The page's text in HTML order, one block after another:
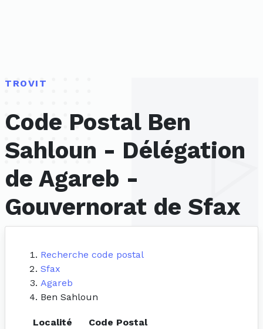
TROVIT
Code Postal Ben
Sahloun - Délégation
de Agareb -
Gouvernorat de Sfax
Recherche code postal
Sfax
Agareb
Ben Sahloun
Localité
Code Postal